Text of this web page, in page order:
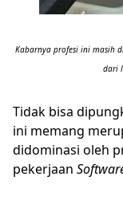
Kabarnya profesi ini masih
dari
Tidak bisa
ini memang
didominasi oleh
pekerjaan